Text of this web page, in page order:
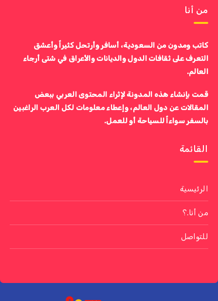
من أنا
كاتب ومدون من السعودية، أسافر وأرتحل كثيراً وأعشق
التعرف على ثقافات الدول والديانات والأعراق في شتى أرجاء
العالم.
قمت بإنشاء هذه المدونة لإثراء المحتوى العربي ببعض
المقالات عن دول العالم، وإعطاء معلومات لكل العرب الراغبين
بالسفر سواءاً للسياحة أو للعمل.
القائمة
الرئيسية
من أنا.؟
للتواصل